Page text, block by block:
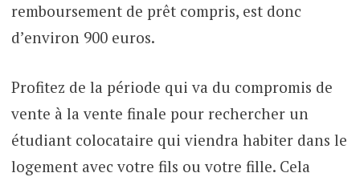
remboursement de prêt compris, est donc
d’environ 900 euros.
Profitez de la période qui va du compromis de
vente à la vente finale pour rechercher un
étudiant colocataire qui viendra habiter dans le
logement avec votre fils ou votre fille. Cela